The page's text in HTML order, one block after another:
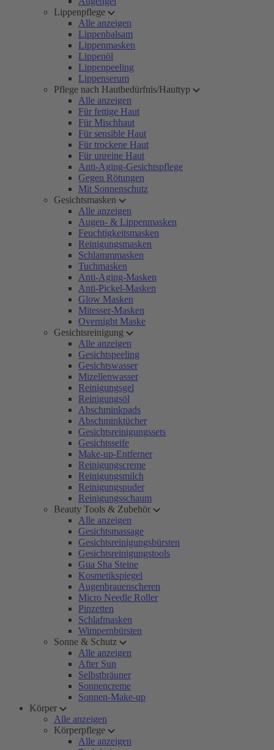
Lippenpflege
Alle anzeigen
Lippenbalsam
Lippenmasken
Lippenöl
Lippenpeeling
Lippenserum
Pflege nach Hautbedürfnis/Hauttyp
Alle anzeigen
Für fettige Haut
Für Mischhaut
Für sensible Haut
Für trockene Haut
Für unreine Haut
Anti-Aging-Gesichtspflege
Gegen Rötungen
Mit Sonnenschutz
Gesichtsmasken
Alle anzeigen
Augen- & Lippenmasken
Feuchtigkeitsmasken
Reinigungsmasken
Schlammmasken
Tuchmasken
Anti-Aging-Masken
Anti-Pickel-Masken
Glow Masken
Mitesser-Masken
Overnight Maske
Gesichtsreinigung
Alle anzeigen
Gesichtspeeling
Gesichtswasser
Mizellenwasser
Reinigungsgel
Reinigungsöl
Abschminkpads
Abschminktücher
Gesichtsreinigungssets
Gesichtsseife
Make-up-Entferner
Reinigungscreme
Reinigungsmilch
Reinigungspuder
Reinigungsschaum
Beauty Tools & Zubehör
Alle anzeigen
Gesichtsmassage
Gesichtsreinigungsbürsten
Gesichtsreinigungstools
Gua Sha Steine
Kosmetikspiegel
Augenbrauenscheren
Micro Needle Roller
Pinzetten
Schlafmasken
Wimpernbürsten
Sonne & Schutz
Alle anzeigen
After Sun
Selbstbräuner
Sonnencreme
Sonnen-Make-up
Körper
Alle anzeigen
Körperpflege
Alle anzeigen